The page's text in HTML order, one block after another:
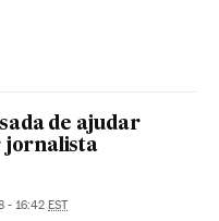
de ajudar
jornalista
- 16:42 EST